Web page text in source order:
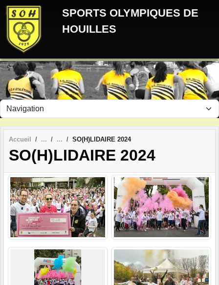
SPORTS OLYMPIQUES DE
HOUILLES
Accueil SO(H)LIDAIRE 2024
SO(H)LIDAIRE 2024
Panneau de gestion des cookies